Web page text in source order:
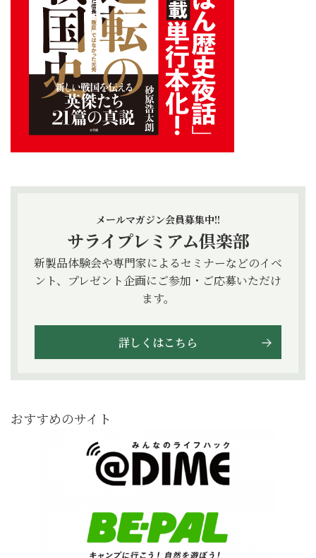
メールマガジン会員募集中!!
サライプレミアム倶楽部
新製品体験会や専門家によるセミナーなどのイベ
ント、プレゼント企画にご参加・ご応募いただけ
ます。
詳しくはこちら
おすすめのサイト